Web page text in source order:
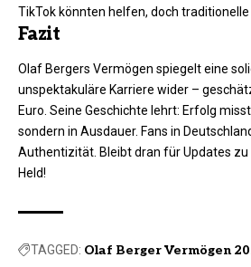
TikTok könnten helfen, doch traditionelle
Fazit
Olaf Bergers Vermögen spiegelt eine
unspektakuläre Karriere wider –
Euro. Seine Geschichte lehrt: Erfolg
sondern in Ausdauer. Fans in
Authentizität. Bleibt dran für Updates
Held!
TAGGED: Olaf Berger Vermögen